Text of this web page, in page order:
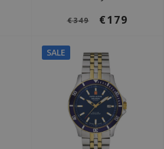
€349 €179
SALE